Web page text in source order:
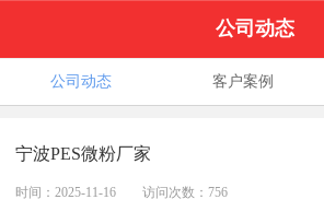
公司动态
公司动态 客户案例
宁波PES微粉厂家
时间：2025-11-16 访问次数：756